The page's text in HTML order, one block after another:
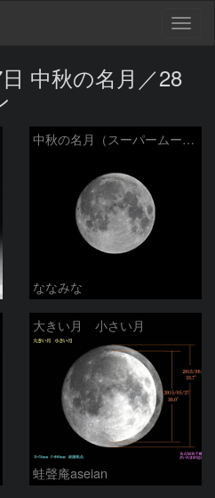
中秋の名月／28
中秋の名月（スーパームーンの一日前）
ななみな
大きい月 小さい月
蛙聲庵aseian